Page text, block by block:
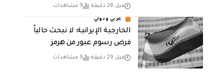
قبل 26 دقيقة 9 مشاهدات
عربي ودولي
الخارجية الإيرانية: لا نبحث حالياً
فرض رسوم عبور من هرمز
قبل 29 دقيقة 9 مشاهدات